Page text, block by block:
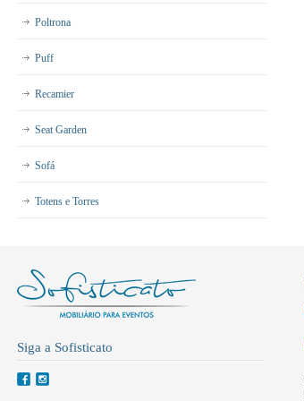
Poltrona
Puff
Recamier
Seat Garden
Sofá
Totens e Torres
Siga a Sofisticato